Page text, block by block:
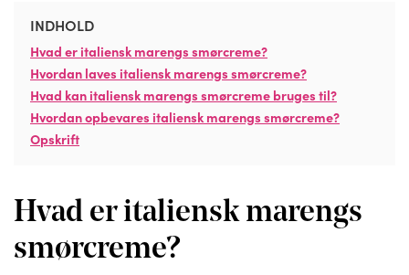
INDHOLD
Hvad er italiensk marengs smørcreme?
Hvordan laves italiensk marengs smørcreme?
Hvad kan italiensk marengs smørcreme bruges til?
Hvordan opbevares italiensk marengs smørcreme?
Opskrift
Hvad er italiensk marengs
smørcreme?